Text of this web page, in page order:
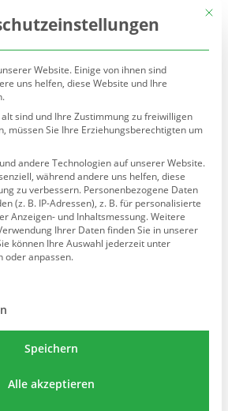
Mit
Website. Einige von ihnen sind
uns helfen, diese Website und Ihre
sind und Ihre Zustimmung zu freiwilligen
müssen Sie Ihre Erziehungsberechtigten um
andere Technologien auf unserer Website.
während andere uns helfen, diese
zu verbessern. Personenbezogene Daten
(z. B. IP-Adressen), z. B. für personalisierte
Anzeigen- und Inhaltsmessung.Weitere
Ihrer Daten finden Sie in unserer
können Ihre Auswahl jederzeit unter
oder anpassen.
der Service-Gruppen, für die eine
Speichern
Alle akzeptieren